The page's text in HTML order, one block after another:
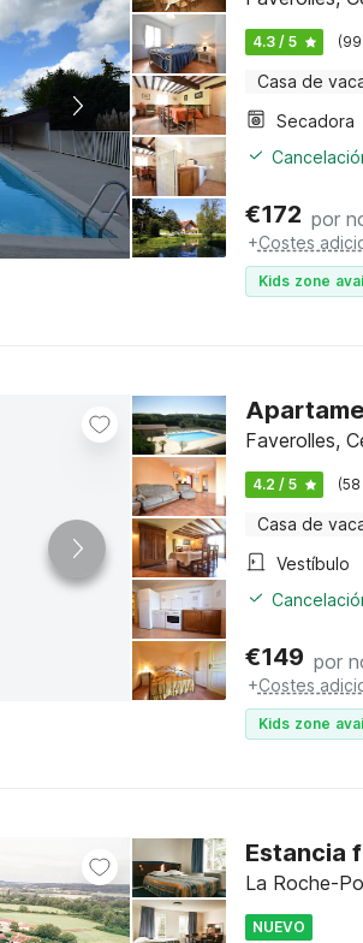
4.3 / 5
Casa de
Secadora
€172 por
+Costes
Kids zone
Faverolles,
4.2 / 5
Casa de
Vestíbulo
€149 por
+Costes
Kids zone
Estancia
La Roche-
NUEVO